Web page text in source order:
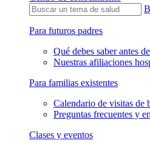
Para futuros padres
Qué debes saber antes
Nuestras afiliaciones
Para familias existentes
Calendario de visitas de
Preguntas frecuentes y
Clases y eventos